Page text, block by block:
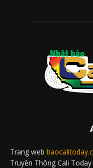
Trang web
Truyền Thông Cali Today